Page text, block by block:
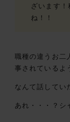
ざいます
ね！！
職種の違うお二
事されているよ
なんて話して
あれ・・・？シ